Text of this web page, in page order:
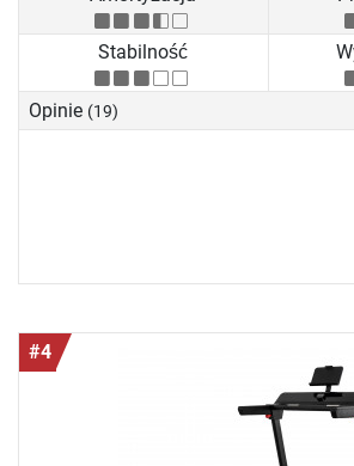
Stabilność
Opinie (19)
#4